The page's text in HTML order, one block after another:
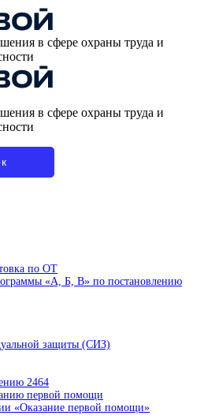
в сфере охраны труда и
в сфере охраны труда и
по ОТ
«А, Б, В» по постановлению
защиты (СИЗ)
2464
первой помощи
«Оказание первой помощи»